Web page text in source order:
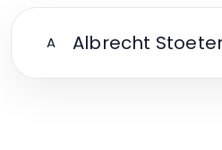
A Albrecht